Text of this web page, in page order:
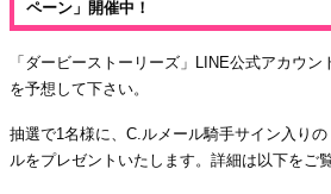
ペーン」開催中！
「ダービーストーリーズ」LINE公式アカウ
を予想して下さい。
抽選で1名様に、C.ルメール騎手サイン入り
ルをプレゼントいたします。詳細は以下をご